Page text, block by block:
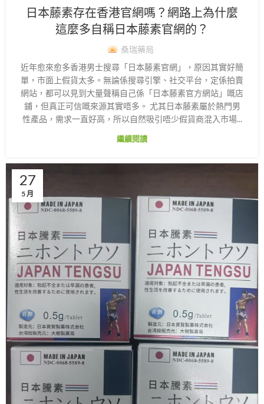
日本藤素存在香港官網嗎？網路上為什麼
這麼多自稱日本藤素官網的？
桑瑞藥局
近年愈來愈多香港男士搜尋「日本藤素官網」，原因其實好簡
單，市面上假貨太多。無論係搜尋引擎、社交平台，定係拍賣
網站，都可以見到大量聲稱自己係「日本藤素官方網站」嘅店
鋪，但真正可信嘅來源其實唔多。 尤其日本藤素屬於熱門男
性產品，需求一直好高，所以自然吸引唔少假貨商混入市場...
繼續閱讀
27
5 月